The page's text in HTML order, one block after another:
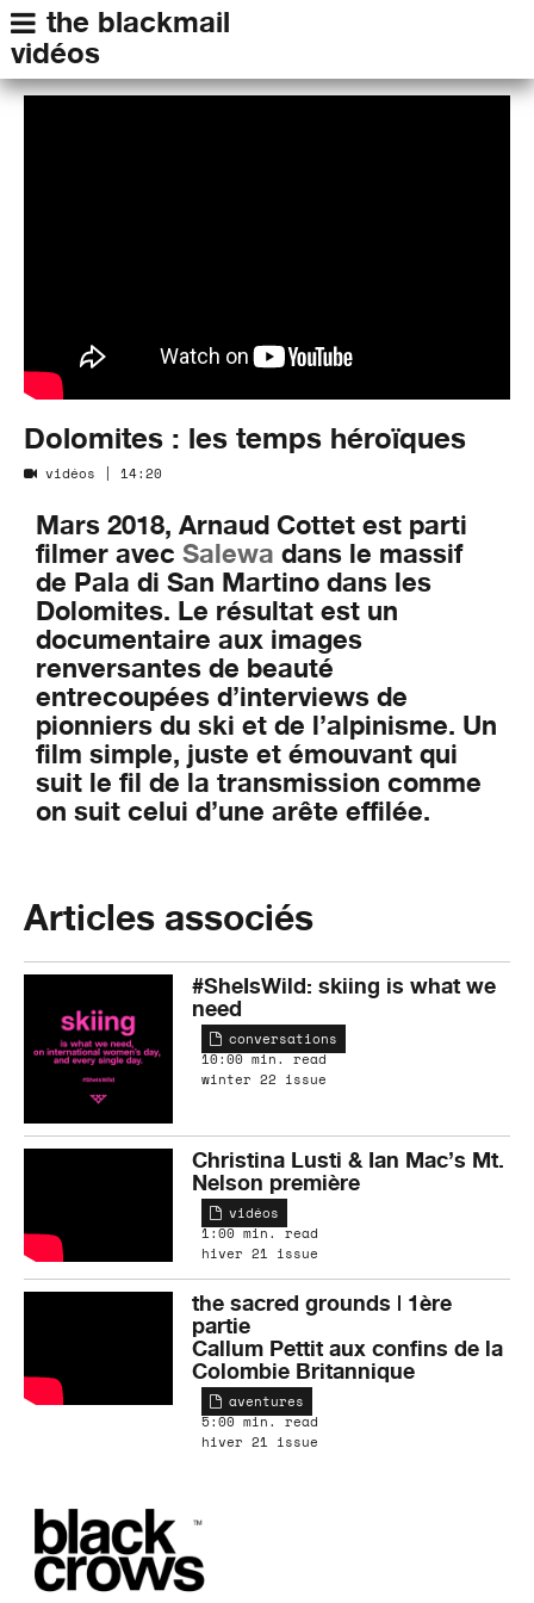
the blackmail
vidéos
Dolomites : les temps héroïques
vidéos | 14:20
Mars 2018, Arnaud Cottet est parti
filmer avec Salewa dans le massif
de Pala di San Martino dans les
Dolomites. Le résultat est un
documentaire aux images
renversantes de beauté
entrecoupées d’interviews de
pionniers du ski et de l’alpinisme. Un
film simple, juste et émouvant qui
suit le fil de la transmission comme
on suit celui d’une arête effilée.
Articles associés
#SheIsWild: skiing is what we
need
conversations
10:00 min. read
winter 22 issue
Christina Lusti & Ian Mac’s Mt.
Nelson première
vidéos
1:00 min. read
hiver 21 issue
the sacred grounds | 1ère
partie
Callum Pettit aux confins de la
Colombie Britannique
aventures
5:00 min. read
hiver 21 issue